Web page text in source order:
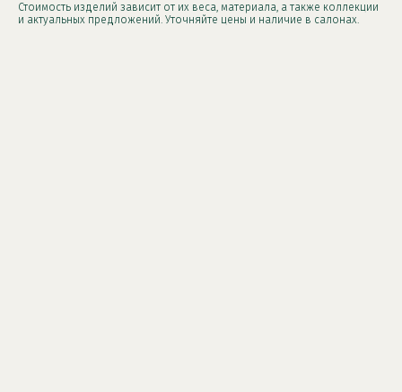
Стоимость изделий зависит от их веса, материала, а также коллекции
и актуальных предложений. Уточняйте цены и наличие в салонах.